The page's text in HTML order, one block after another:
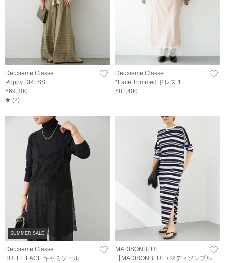
Deuxieme Classe
Poppy DRESS
¥69,300
(2)
Deuxieme Classe
*Lace Trimmed ドレス 1
¥81,400
SUMMER SALE
Deuxieme Classe
TULLE LACE キャミソール
MADISONBLUE
【MADISONBLUE / マディソンブル